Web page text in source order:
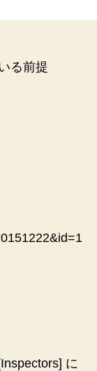
る前提
に